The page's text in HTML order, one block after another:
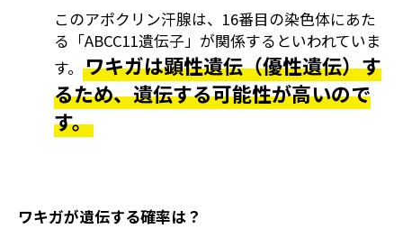
このアポクリン汗腺は、16番目の染色体にあた
る「ABCC11遺伝子」が関係するといわれていま
す。 ワキガは顕性遺伝（優性遺伝）す
るため、遺伝する可能性が高いので
す。
ワキガが遺伝する確率は？